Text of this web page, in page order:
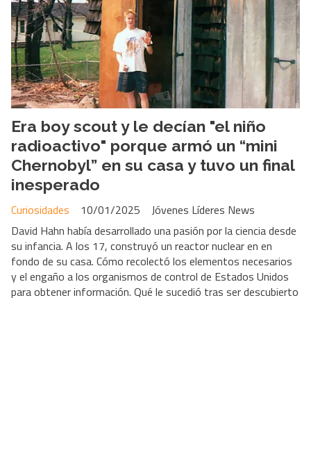
Era boy scout y le decían "el niño
radioactivo" porque armó un “mini
Chernobyl” en su casa y tuvo un final
inesperado
Jóvenes Líderes News
Curiosidades
10/01/2025
David Hahn había desarrollado una pasión por la ciencia desde
su infancia. A los 17, construyó un reactor nuclear en en
fondo de su casa. Cómo recolectó los elementos necesarios
y el engaño a los organismos de control de Estados Unidos
para obtener información. Qué le sucedió tras ser descubierto